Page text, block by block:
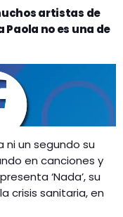
artistas de
no es una de
un segundo su
en canciones y
‘Nada’, su
crisis sanitaria, en